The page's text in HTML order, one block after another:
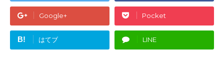
Google+ Pocket
B! はてブ LINE